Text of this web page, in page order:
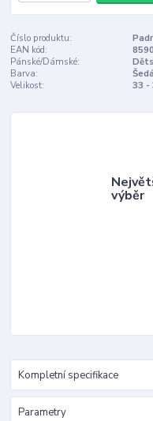
Číslo produktu:
EAN kód:
Pánské/Dámské:
Barva:
Šedá
Velikost:
33 -
výběr
Kompletní specifikace
Parametry